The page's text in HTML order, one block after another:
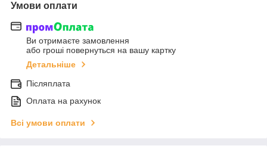
Умови оплати
Ви отримаєте замовлення
або гроші повернуться на вашу картку
Детальніше
Післяплата
Оплата на рахунок
Всі умови оплати